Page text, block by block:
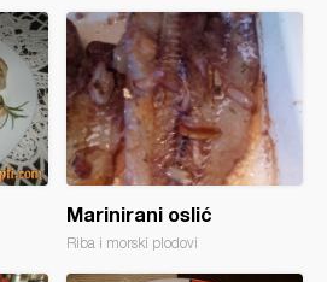
Marinirani oslić
Riba i morski plodovi